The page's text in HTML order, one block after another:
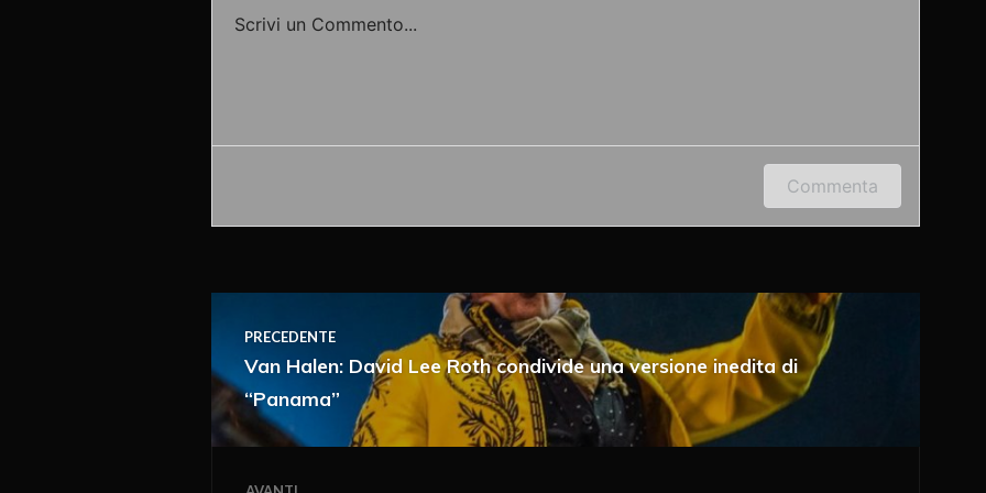
Scrivi un Commento...
Accedi o fornisci il tuo nome o indirizzo e-mail per lasciare un commento.
Commenta
PRECEDENTE
Van Halen: David Lee Roth condivide una versione inedita di
“Panama”